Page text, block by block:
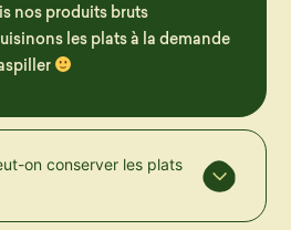
nos produits bruts
les plats à la demande
on conserver les plats